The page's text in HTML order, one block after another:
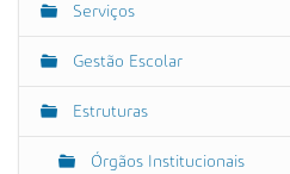
e
a
Serviços
Gestão Escolar
Estruturas
Órgãos Institucionais